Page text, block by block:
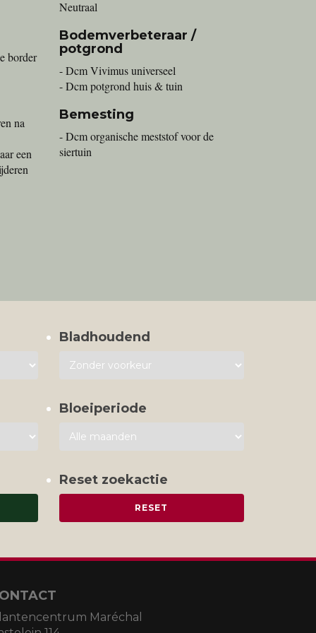
border
na
een
Neutraal
Bodemverbeteraar /
potgrond
- Dcm Vivimus universeel
- Dcm potgrond huis & tuin
Bemesting
- Dcm organische meststof voor de
siertuin
Bladhoudend
Bloeiperiode
Reset zoekactie
Maréchal